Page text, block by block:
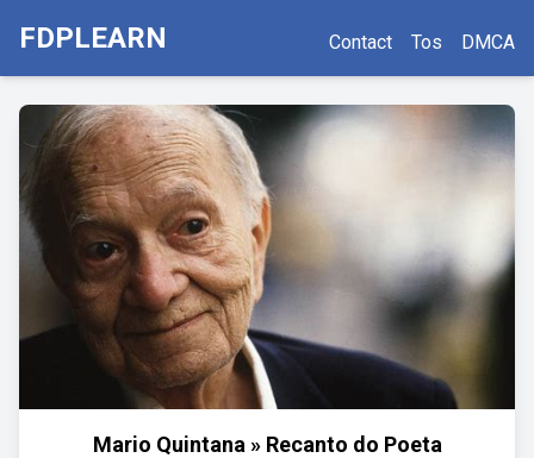
FDPLEARN Contact Tos DMCA
Mario Quintana » Recanto do Poeta